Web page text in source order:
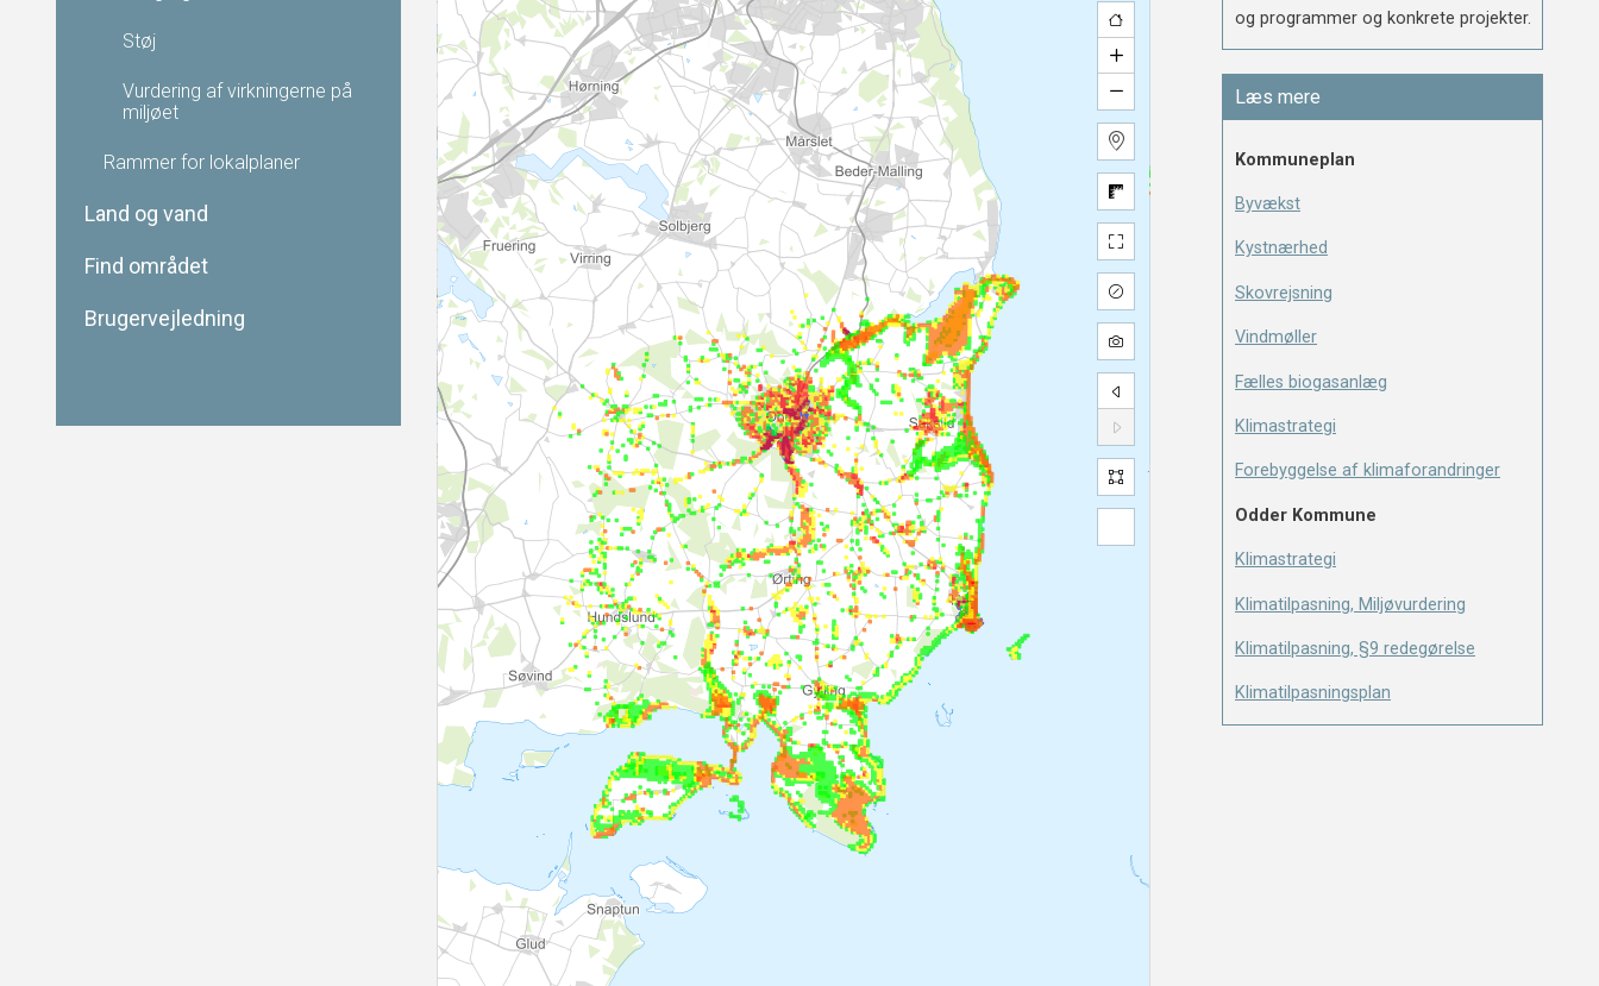
Støj
Vurdering af virkningerne på
miljøet
Rammer for lokalplaner
Land og vand
Find området
Brugervejledning
og programmer og konkrete projekter.
Læs mere
Kommuneplan
Byvækst
Kystnærhed
Skovrejsning
Vindmøller
Fælles biogasanlæg
Klimastrategi
Forebyggelse af klimaforandringer
Odder Kommune
Klimastrategi
Klimatilpasning, Miljøvurdering
Klimatilpasning, §9 redegørelse
Klimatilpasningsplan